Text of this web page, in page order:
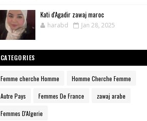
Kati d'Agadir zawaj maroc
harabd Jan 28, 2025
CATEGORIES
Femme cherche Homme Homme Cherche Femme
Autre Pays Femmes De France zawaj arabe
Femmes D'Algerie